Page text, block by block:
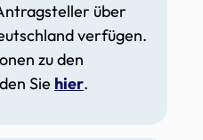
über
verfügen.
zu den
Sie hier.